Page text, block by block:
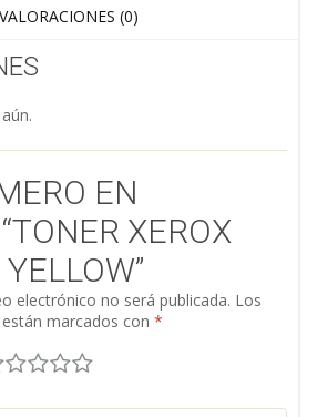
VALORACIONES (0)
EN
XEROX
electrónico no será publicada. Los
marcados con *